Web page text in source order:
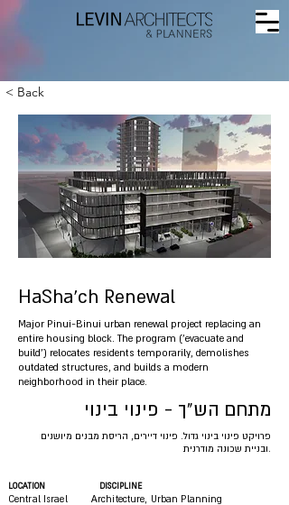
< Back
HaSha'ch Renewal
Major Pinui-Binui urban renewal project replacing an
entire housing block. The program ('evacuate and
build') relocates residents temporarily, demolishes
outdated structures, and builds a modern
neighborhood in their place.
מתחם הש"ך - פינוי בינוי
פרויקט פינוי בינוי גדול. פינוי דיירים, הריסת מבנים מיושנים
LOCATION DISCIPLINE
Central Israel Architecture, Urban Planning